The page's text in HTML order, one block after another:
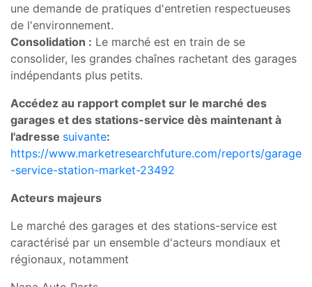
une demande de pratiques d'entretien respectueuses
de l'environnement.
Consolidation : Le marché est en train de se
consolider, les grandes chaînes rachetant des garages
indépendants plus petits.
Accédez au rapport complet sur le marché des
garages et des stations-service dès maintenant à
l'adresse suivante:
https://www.marketresearchfuture.com/reports/garage
-service-station-market-23492
Acteurs majeurs
Le marché des garages et des stations-service est
caractérisé par un ensemble d'acteurs mondiaux et
régionaux, notamment